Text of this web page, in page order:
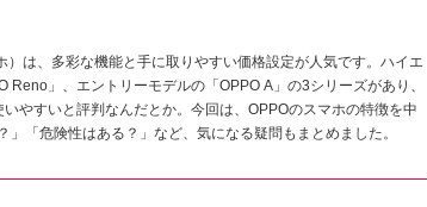
は、多彩な機能と手に取りやすい価格設定が人気です。ハイエ
」、エントリーモデルの「OPPO A」の3シリーズがあり、
やすいと評判なんだとか。今回は、OPPOのスマホの特徴を中
「危険性はある？」など、気になる疑問もまとめました。